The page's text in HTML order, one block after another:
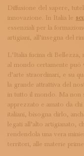
ISCRIVITI ALLA
SOSTIENICI
MAGAZINE
TUTTI I CONTENUTI
INTERVISTE
ISCRIVITI
LOGIN
Diffusione del sapere,
innovazione. In Italia le
essenziali per la
artigiani, all’insegna del
L’Italia fucina di
al mondo certamente può
d’arte straordinari, e su
la grande attrattiva del
in tutto il mondo. Ma non
apprezzato e amato da
italiani, bisogna dirlo,
legati all’alto artigianato,
rendendola una vera
territori, alle materie